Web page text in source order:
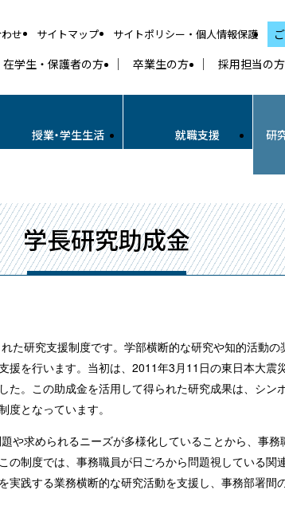
せ サイトマップ サイトポリシー・個人情報保護
在学生・保護者の方 卒業生の方 採用担当の方
授業・学生生活 就職支援 研
学長研究助成金
た研究支援制度です。学部横断的な研究や知的活動
援を行います。当初は、2011年3月11日の東日本大震
た。この助成金を活用して得られた研究成果は、シ
となっています。
や求められるニーズが多様化していることから、事
の制度では、事務職員が日ごろから問題視している
践する業務横断的な研究活動を支援し、事務部署間